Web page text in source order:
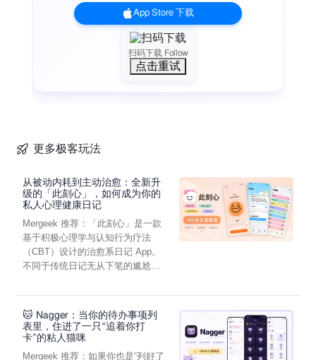
扫码下载 Follow
点击重试
App Store 下载
更多极客玩法
从被动内耗到主动治愈：全新升
级的「此刻心」，如何成为你的
私人心理健康日记
Mergeek 推荐：「此刻心」是一款
基于积极心理学与认知行为疗法
（CBT）设计的治愈系日记 App。
不同于传统日记无从下笔的尴尬，
🐱 Nagger：当你的待办事项列
表里，住进了一只“追着你打
卡”的粘人猫咪
Mergeek 推荐：如果你也是“列好了